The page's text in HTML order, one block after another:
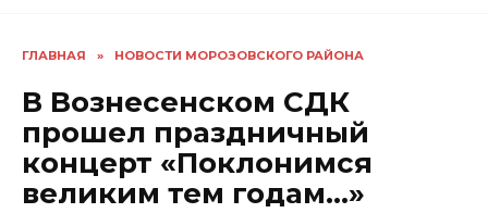
ГЛАВНАЯ » НОВОСТИ МОРОЗОВСКОГО РАЙОНА
В Вознесенском СДК
прошел праздничный
концерт «Поклонимся
великим тем годам…»